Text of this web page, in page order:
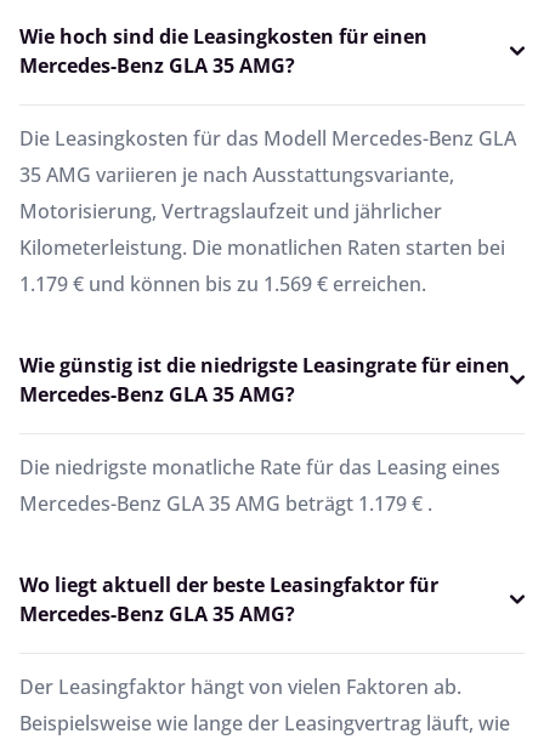
Wie hoch sind die Leasingkosten für einen
Mercedes-Benz GLA 35 AMG?
Die Leasingkosten für das Modell Mercedes-Benz GLA
35 AMG variieren je nach Ausstattungsvariante,
Motorisierung, Vertragslaufzeit und jährlicher
Kilometerleistung. Die monatlichen Raten starten bei
1.179 € und können bis zu 1.569 € erreichen.
Wie günstig ist die niedrigste Leasingrate für einen
Mercedes-Benz GLA 35 AMG?
Die niedrigste monatliche Rate für das Leasing eines
Mercedes-Benz GLA 35 AMG beträgt 1.179 € .
Wo liegt aktuell der beste Leasingfaktor für
Mercedes-Benz GLA 35 AMG?
Der Leasingfaktor hängt von vielen Faktoren ab.
Beispielsweise wie lange der Leasingvertrag läuft, wie